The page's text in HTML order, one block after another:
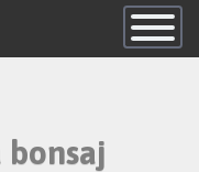
Skrij
navigacijo
bonsaj